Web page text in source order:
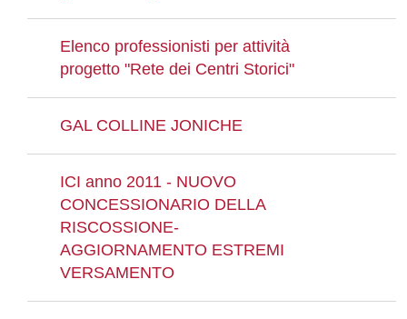
Elenco professionisti per attività
progetto "Rete dei Centri Storici"
GAL COLLINE JONICHE
ICI anno 2011 - NUOVO
CONCESSIONARIO DELLA
RISCOSSIONE-
AGGIORNAMENTO ESTREMI
VERSAMENTO